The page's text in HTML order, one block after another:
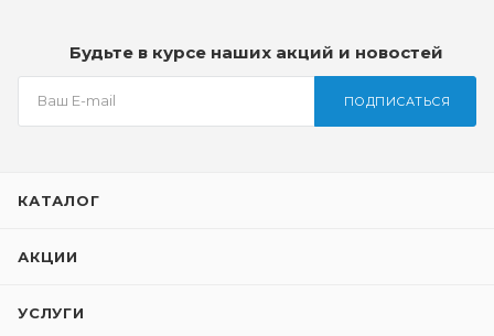
Будьте в курсе наших акций и новостей
ПОДПИСАТЬСЯ
КАТАЛОГ
АКЦИИ
УСЛУГИ